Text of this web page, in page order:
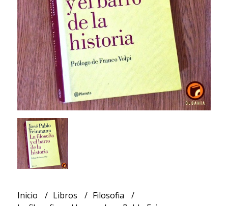
Inicio Libros
Filosofia